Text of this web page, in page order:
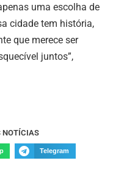
uma escolha de
cidade tem história,
que merece ser
juntos”,
NOTÍCIAS
Telegram